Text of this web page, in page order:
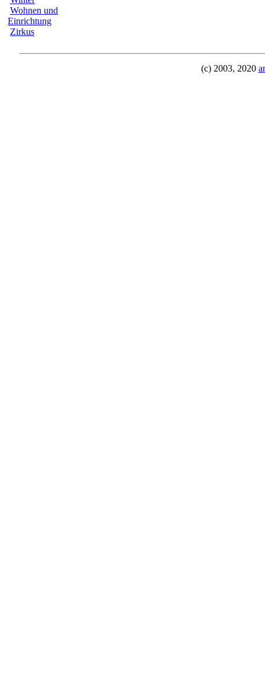
Wohnen und
Einrichtung
Zirkus
(c) 2003, 2020